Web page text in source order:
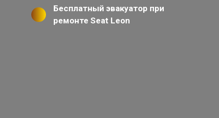
Бесплатный эвакуатор при
ремонте Seat Leon